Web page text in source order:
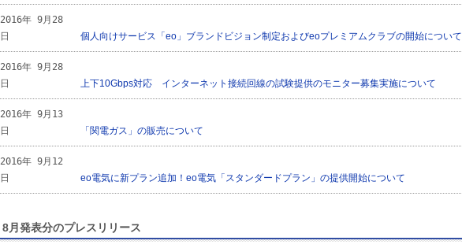
2016年 9月28
日
個人向けサービス「eo」ブランドビジョン制定およびeoプレミアムクラブの開始について
2016年 9月28
日
上下10Gbps対応 インターネット接続回線の試験提供のモニター募集実施について
2016年 9月13
日
「関電ガス」の販売について
2016年 9月12
日
eo電気に新プラン追加！eo電気「スタンダードプラン」の提供開始について
8月発表分のプレスリリース